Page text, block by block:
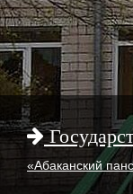
«Абаканский